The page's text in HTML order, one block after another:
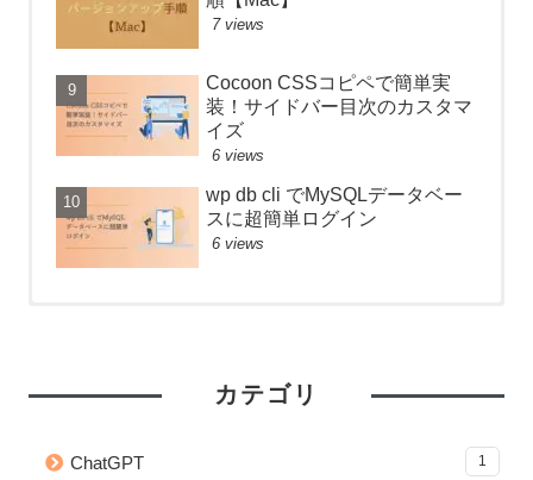
7 views
Cocoon CSSコピペで簡単実
装！サイドバー目次のカスタマ
イズ
6 views
wp db cli でMySQLデータベー
スに超簡単ログイン
6 views
ファイルを実行！同期・非同期
装！サイドバー目次のカスタマ
カテゴリ
ChatGPT 1